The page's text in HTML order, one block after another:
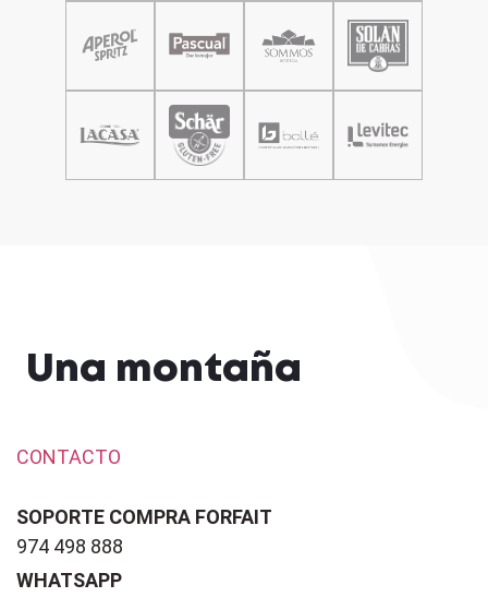
Una montaña
CONTACTO
SOPORTE COMPRA FORFAIT
974 498 888
WHATSAPP